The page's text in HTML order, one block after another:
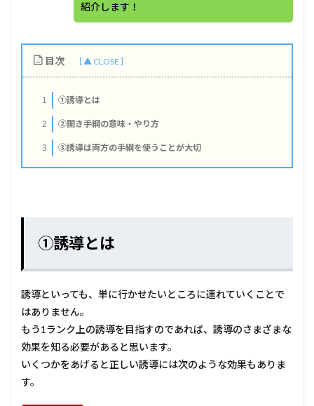
紹介します！
目次
1 ①誘導とは
2 ②開き手綱の意味・やり方
3 ③誘導は両方の手綱を使うことが大切
①誘導とは
誘導といっても、単に行かせたいところに連れていくことで
はありません。
もう1ランク上の誘導を目指すのであれば、誘導のさまざまな
効果を知る必要があると思います。
いくつかをあげると正しい誘導には次のような効果もありま
す。